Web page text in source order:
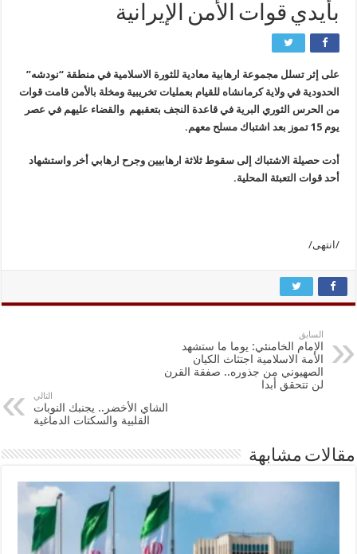
بأيدي قوات الأمن الإيرانية
على إثر تسلل مجموعة ارهابية معادية للثورة الاسلامية في منطقة “نودشه”
الحدودية في ولاية كرمانشاه للقيام بعمليات تخريبية ومخلة بالأمن قامت قوات
من الحرس الثوري البرية في قاعدة النجف بتعقبهم والقضاء عليهم في عصر
يوم 15 تموز بعد اشتباك مسلح معهم.
أدت حصيلة الاشتباك إلى سقوط ثلاثة ارهابيين وجرح ارهابي أخر واستشهاد
أحد قوات التعبئة المحلية.
/انتهى/
السابق
الإمام الخامنئي: يوما ما ستشهد
الأمة الاسلامية اجتثاث الكيان
الصهيوني من جذوره.. صفقة القرن
لن تتحقق أبدا
التالي
الشاي الأخضر.. يجنبك النوبات
القلبية والسكتات الدماغية
مقالات مشابهة